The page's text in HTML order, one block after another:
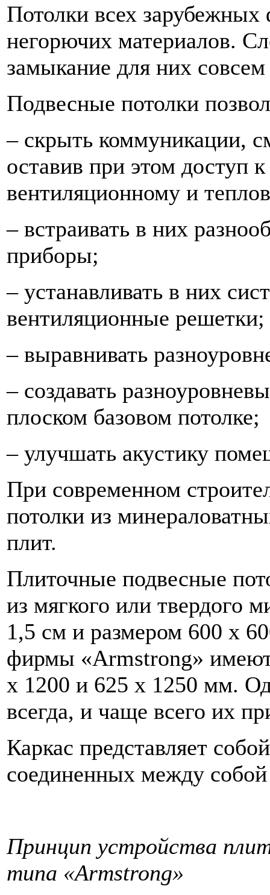
Потолки всех зарубежных
негорючих материалов.
замыкание для них
Подвесные потолки
– скрыть коммуникации,
оставив при этом доступ
вентиляционному и
– встраивать в них
приборы;
– устанавливать в них
вентиляционные решетки;
– выравнивать
– создавать
плоском базовом потолке;
– улучшать акустику
При современном
потолки из
плит.
Плиточные подвесные
из мягкого или твердого
1,5 см и размером 600 х
фирмы «Armstrong»
х 1200 и 625 х 1250 мм.
всегда, и чаще всего их
Каркас представляет
соединенных между
Принцип устройства
типа «Armstrong»